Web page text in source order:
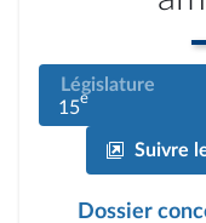
Législature
15e
Suivre
Dossier